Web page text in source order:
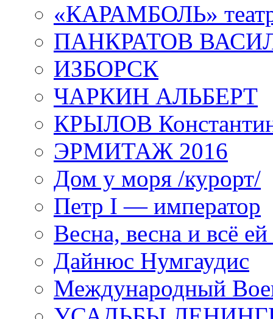
«КАРАМБОЛЬ»
ПАНКРАТОВ
ИЗБОРСК
ЧАРКИН АЛЬБЕРТ
КРЫЛОВ
ЭРМИТАЖ 2016
Дом у моря /курорт/
Петр I — император
Весна, весна и всё
Дайнюс Нумгаудис
Международный